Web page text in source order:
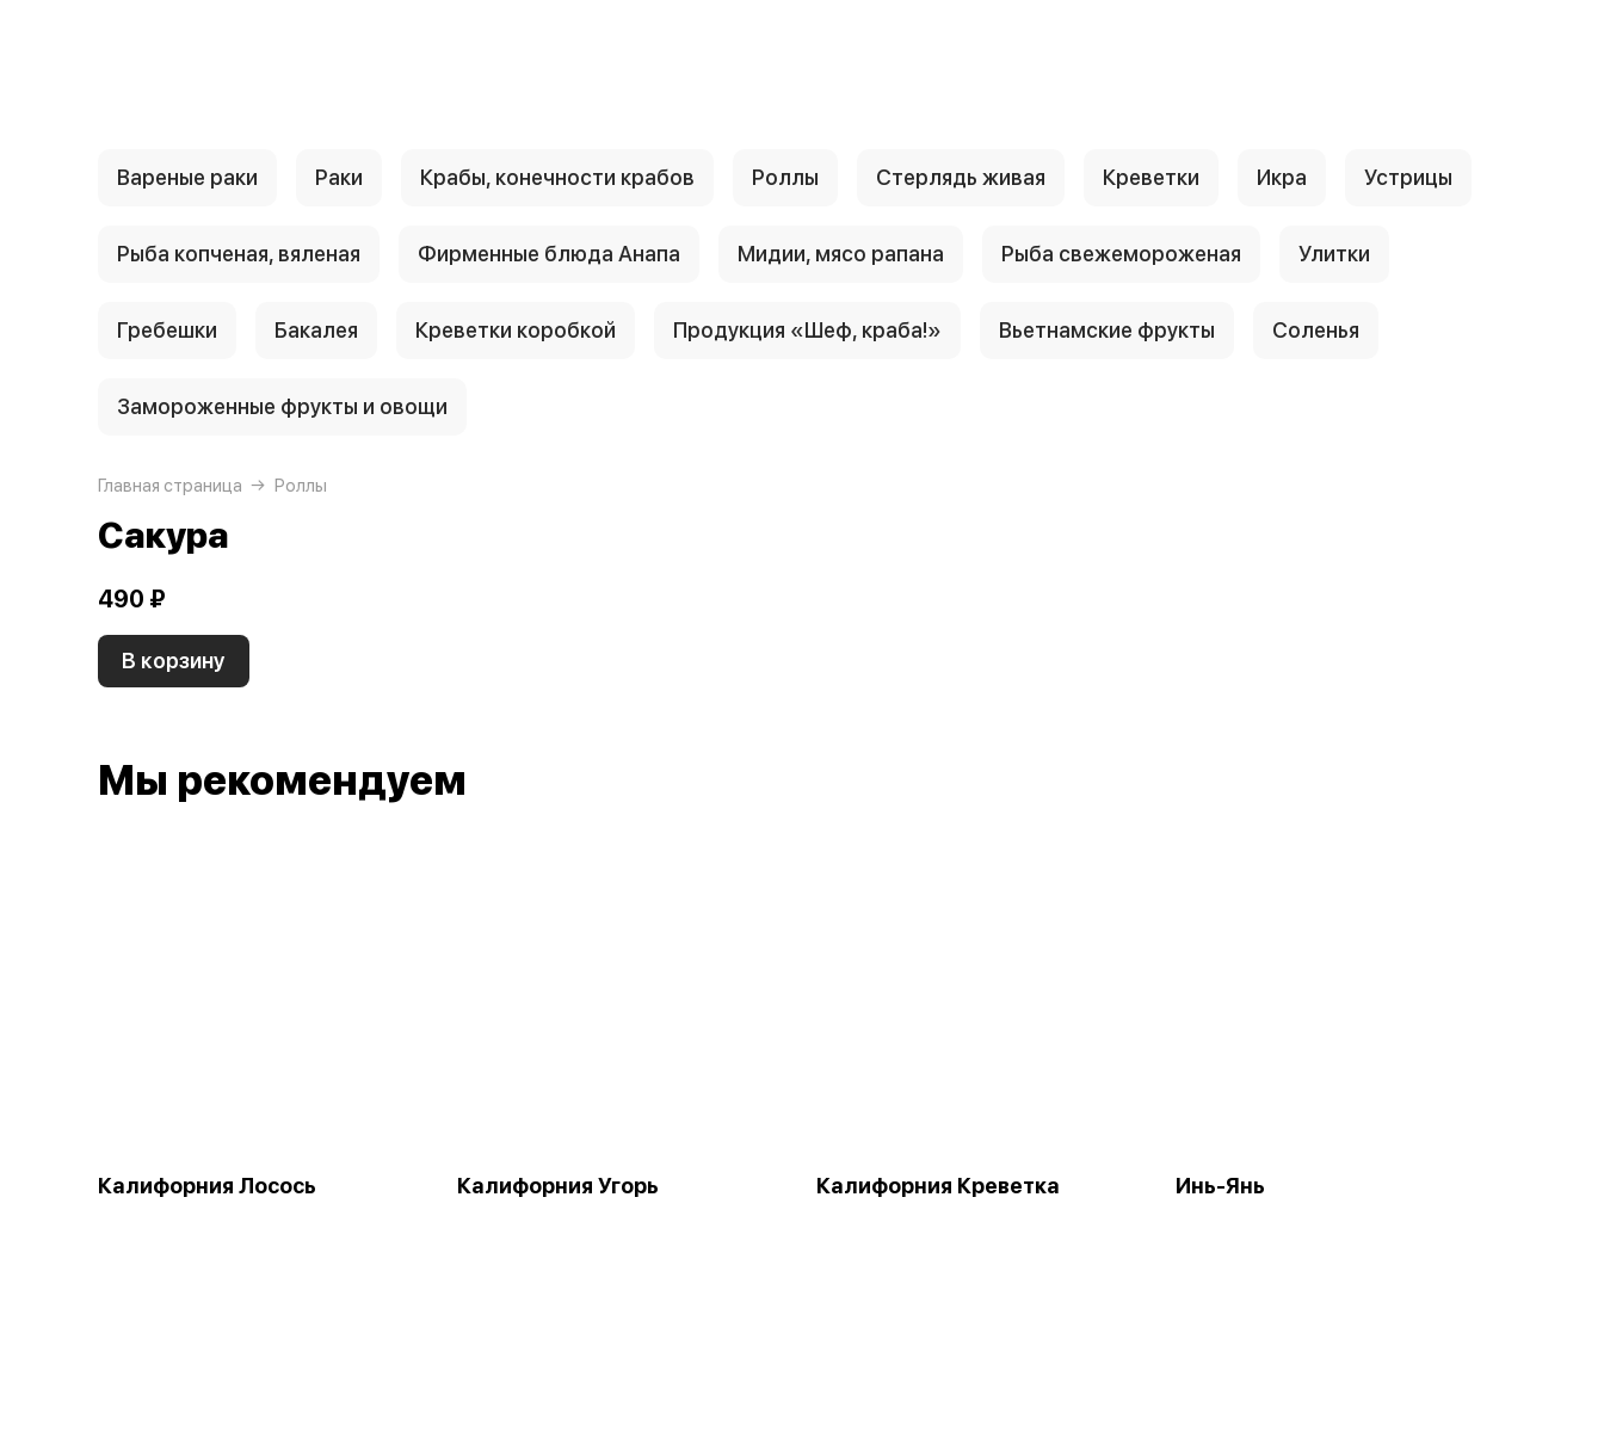
Вареные раки Раки Крабы, конечности крабов Роллы Стерлядь живая Креветки Икра Устрицы
Рыба копченая, вяленая Фирменные блюда Анапа Мидии, мясо рапана Рыба свежемороженая Улитки
Гребешки Бакалея Креветки коробкой Продукция «Шеф, краба!» Вьетнамские фрукты Соленья
Замороженные фрукты и овощи
Главная страница Роллы
Сакура
490 ₽
В корзину
Мы рекомендуем
Калифорния Лосось Калифорния Угорь Калифорния Креветка Инь-Янь